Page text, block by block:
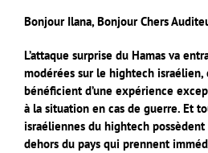
Bonjour Ilana, Bonjour Chers
L’attaque surprise du Hamas va
modérées sur le hightech israélien,
bénéficient d’une expérience
à la situation en cas de guerre. Et
israéliennes du hightech
dehors du pays qui prennent